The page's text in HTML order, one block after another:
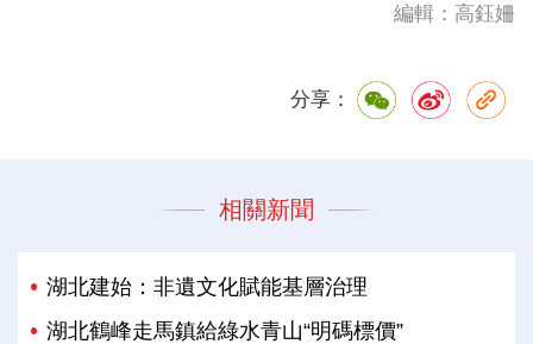
編輯：高鈺姍
分享：
相關新聞
湖北建始：非遺文化賦能基層治理
湖北鶴峰走馬鎮給綠水青山“明碼標價”